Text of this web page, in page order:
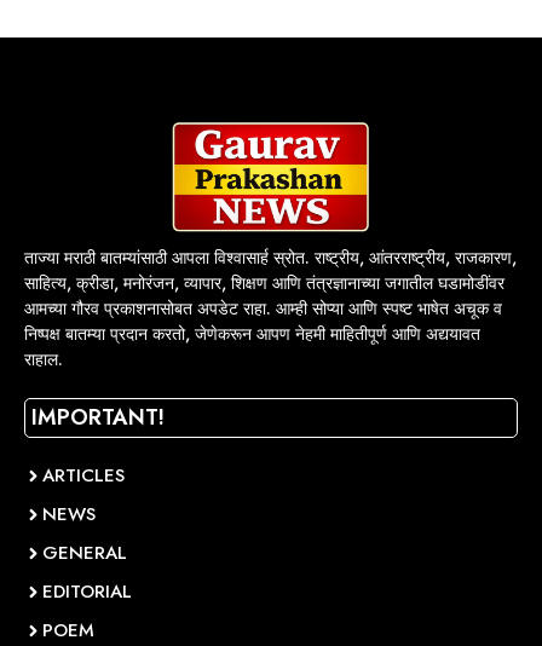
ताज्या मराठी बातम्यांसाठी आपला विश्वासार्ह स्रोत. राष्ट्रीय, आंतरराष्ट्रीय, राजकारण,
साहित्य, क्रीडा, मनोरंजन, व्यापार, शिक्षण आणि तंत्रज्ञानाच्या जगातील घडामोडींवर
आमच्या गौरव प्रकाशनासोबत अपडेट राहा. आम्ही सोप्या आणि स्पष्ट भाषेत अचूक व
निष्पक्ष बातम्या प्रदान करतो, जेणेकरून आपण नेहमी माहितीपूर्ण आणि अद्ययावत
राहाल.
IMPORTANT!
ARTICLES
NEWS
GENERAL
EDITORIAL
POEM